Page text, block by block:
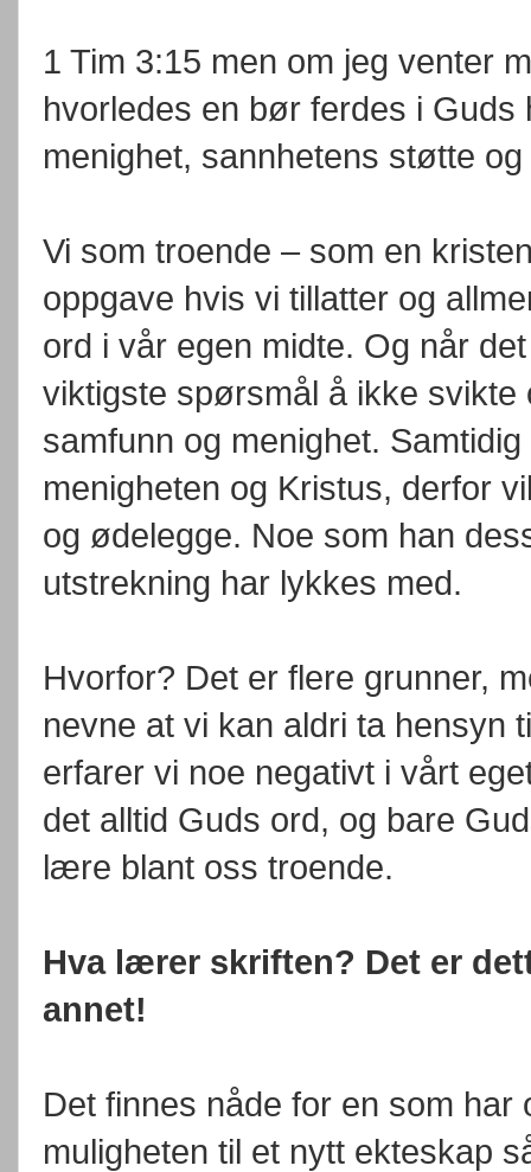
1 Tim 3:15 men om jeg venter
hvorledes en bør ferdes i
menighet, sannhetens støtte
Vi som troende – som en
oppgave hvis vi tillatter og
ord i vår egen midte. Og når
viktigste spørsmål å ikke svikte
samfunn og menighet.
menigheten og Kristus, derfor
og ødelegge. Noe som han
utstrekning har lykkes med.
Hvorfor? Det er flere grunner,
nevne at vi kan aldri ta hensyn
erfarer vi noe negativt i vårt
det alltid Guds ord, og bare
lære blant oss troende.
Hva lærer skriften? Det er
annet!
Det finnes nåde for en som
muligheten til et nytt ekteskap